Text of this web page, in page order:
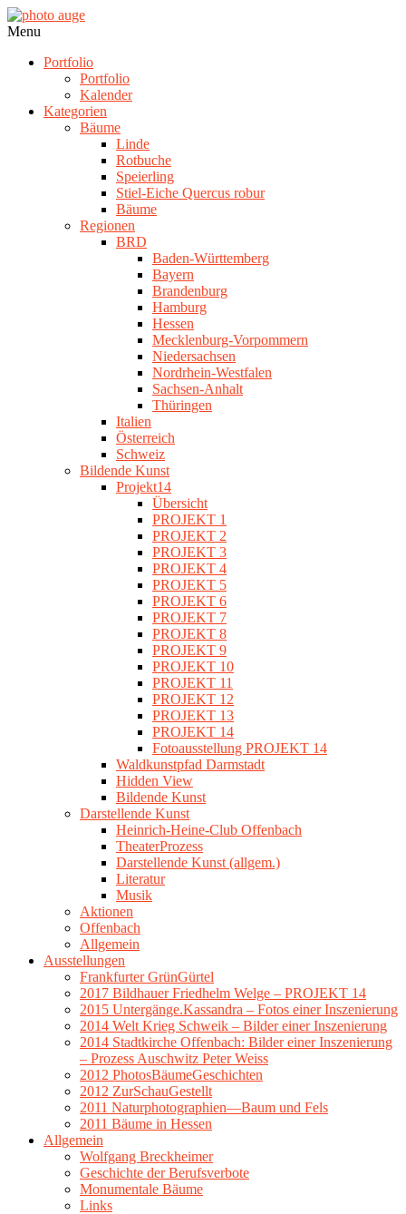
Skip
to
photo
Navigation
Menu
Portfolio
Portfolio
Kalender
Kategorien
Bäume
Linde
Rotbuche
Speierling
Stiel-Eiche Quercus robur
Bäume
Regionen
BRD
Baden-Württemberg
Bayern
Brandenburg
Hamburg
Hessen
Mecklenburg-Vorpommern
Niedersachsen
Nordrhein-Westfalen
Sachsen-Anhalt
Thüringen
Italien
Österreich
Schweiz
Bildende Kunst
Projekt14
Übersicht
PROJEKT 1
PROJEKT 2
PROJEKT 3
PROJEKT 4
PROJEKT 5
PROJEKT 6
PROJEKT 7
PROJEKT 8
PROJEKT 9
PROJEKT 10
PROJEKT 11
PROJEKT 12
PROJEKT 13
PROJEKT 14
Fotoausstellung PROJEKT 14
Waldkunstpfad Darmstadt
Hidden View
Bildende Kunst
Darstellende Kunst
Heinrich-Heine-Club Offenbach
TheaterProzess
Darstellende Kunst (allgem.)
Literatur
Musik
Aktionen
Offenbach
Allgemein
Ausstellungen
Frankfurter GrünGürtel
2017 Bildhauer Friedhelm Welge – PROJEKT 14
2015 Untergänge.Kassandra – Fotos einer Inszenierung
2014 Welt Krieg Schweik – Bilder einer Inszenierung
2014 Stadtkirche Offenbach: Bilder einer Inszenierung
– Prozess Auschwitz Peter Weiss
2012 PhotosBäumeGeschichten
2012 ZurSchauGestellt
2011 Naturphotographien—Baum und Fels
2011 Bäume in Hessen
Allgemein
Wolfgang Breckheimer
Geschichte der Berufsverbote
Monumentale Bäume
Links